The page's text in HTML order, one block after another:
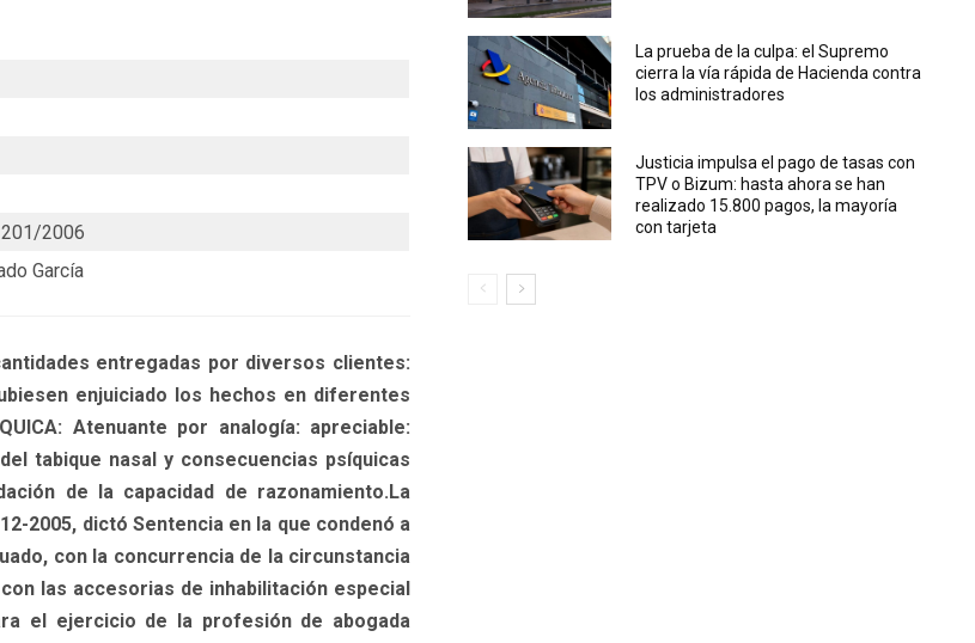
201/2006
García
entregadas por diversos clientes:
enjuiciado los hechos en diferentes
Atenuante por analogía: apreciable:
tabique nasal y consecuencias psíquicas
de la capacidad de razonamiento.La
2005, dictó Sentencia en la que condenó a
con la concurrencia de la circunstancia
las accesorias de inhabilitación especial
el ejercicio de la profesión de abogada
La prueba de la culpa: el Supremo
cierra la vía rápida de Hacienda contra
los administradores
Justicia impulsa el pago de tasas con
TPV o Bizum: hasta ahora se han
realizado 15.800 pagos, la mayoría
con tarjeta